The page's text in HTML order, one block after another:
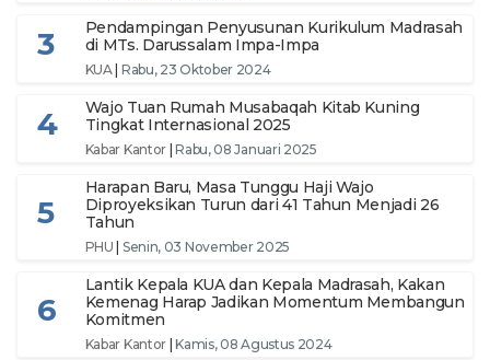
3
Pendampingan Penyusunan Kurikulum Madrasah
di MTs. Darussalam Impa-Impa
KUA Rabu, 23 Oktober 2024
4
Wajo Tuan Rumah Musabaqah Kitab Kuning
Tingkat Internasional 2025
Kabar Kantor |Rabu, 08 Januari 2025
5
Harapan Baru, Masa Tunggu Haji Wajo
Diproyeksikan Turun dari 41 Tahun Menjadi 26
Tahun
PHU Senin, 03 November 2025
6
Lantik Kepala KUA dan Kepala Madrasah, Kakan
Kemenag Harap Jadikan Momentum Membangun
Komitmen
Kabar Kantor |Kamis, 08 Agustus 2024